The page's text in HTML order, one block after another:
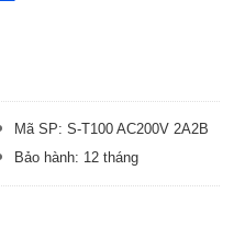
Mã SP: S-T100 AC200V 2A2B
Bảo hành: 12 tháng